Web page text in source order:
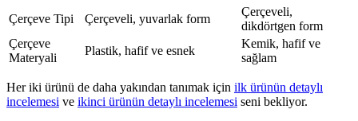
Çerçeve Tipi
Çerçeveli, yuvarlak form
Çerçeveli,
dikdörtgen form
Çerçeve
Materyali
Plastik, hafif ve esnek
Kemik, hafif ve
sağlam
Her iki ürünü de daha yakından tanımak için ilk ürünün detaylı
incelemesi ve ikinci ürünün detaylı incelemesi seni bekliyor.